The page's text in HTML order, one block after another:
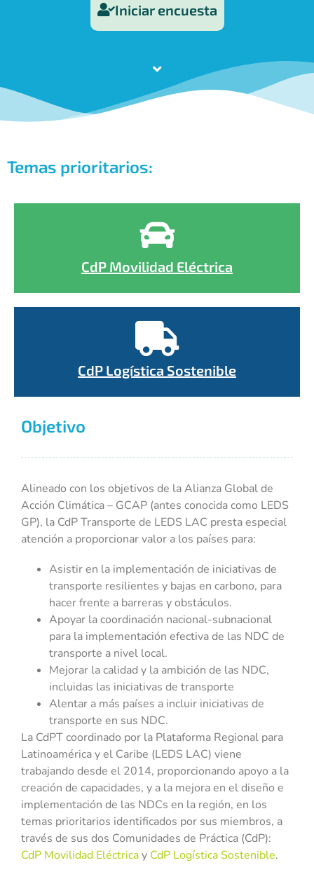
Iniciar encuesta
Temas prioritarios:
CdP Movilidad Eléctrica
CdP Logística Sostenible
Objetivo
Alineado con los objetivos de la Alianza Global de
Acción Climática – GCAP (antes conocida como LEDS
GP), la CdP Transporte de LEDS LAC presta especial
atención a proporcionar valor a los países para:
Asistir en la implementación de iniciativas de
transporte resilientes y bajas en carbono, para
hacer frente a barreras y obstáculos.
Apoyar la coordinación nacional-subnacional
para la implementación efectiva de las NDC de
transporte a nivel local.
Mejorar la calidad y la ambición de las NDC,
incluidas las iniciativas de transporte
Alentar a más países a incluir iniciativas de
transporte en sus NDC.
La CdPT coordinado por la Plataforma Regional para
Latinoamérica y el Caribe (LEDS LAC) viene
trabajando desde el 2014, proporcionando apoyo a la
creación de capacidades, y a la mejora en el diseño e
implementación de las NDCs en la región, en los
temas prioritarios identificados por sus miembros, a
través de sus dos Comunidades de Práctica (CdP):
CdP Movilidad Eléctricay CdP Logística Sostenible.